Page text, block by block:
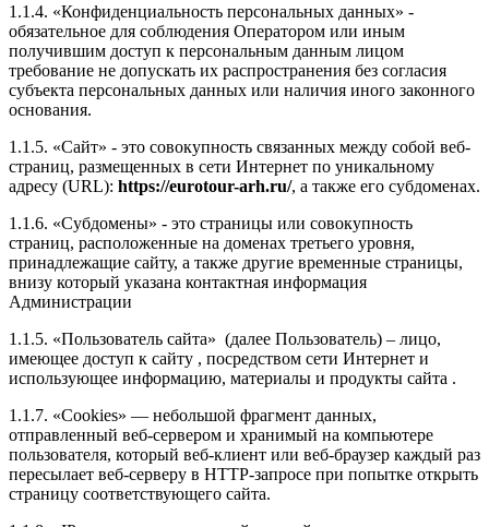
1.1.4. «Конфиденциальность персональных данных» -
обязательное для соблюдения Оператором или иным
получившим доступ к персональным данным лицом
требование не допускать их распространения без согласия
субъекта персональных данных или наличия иного законного
основания.
1.1.5. «Сайт» - это совокупность связанных между собой веб-
страниц, размещенных в сети Интернет по уникальному
адресу (URL): https://eurotour-arh.ru/, а также его субдоменах.
1.1.6. «Субдомены» - это страницы или совокупность
страниц, расположенные на доменах третьего уровня,
принадлежащие сайту, а также другие временные страницы,
внизу который указана контактная информация
Администрации
1.1.5. «Пользователь сайта» (далее Пользователь) – лицо,
имеющее доступ к сайту , посредством сети Интернет и
использующее информацию, материалы и продукты сайта .
1.1.7. «Cookies» — небольшой фрагмент данных,
отправленный веб-сервером и хранимый на компьютере
пользователя, который веб-клиент или веб-браузер каждый раз
пересылает веб-серверу в HTTP-запросе при попытке открыть
страницу соответствующего сайта.